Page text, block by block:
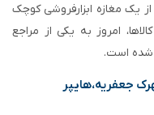
یک مغازه ابزارفروشی کوچک
امروز به یکی از مراجع
شده است.
جعفریه،هایپر